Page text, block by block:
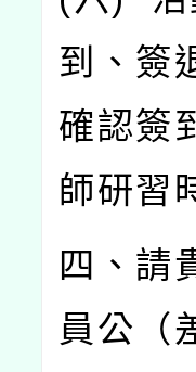
到、簽
確認簽
師研習
四、請
員公（